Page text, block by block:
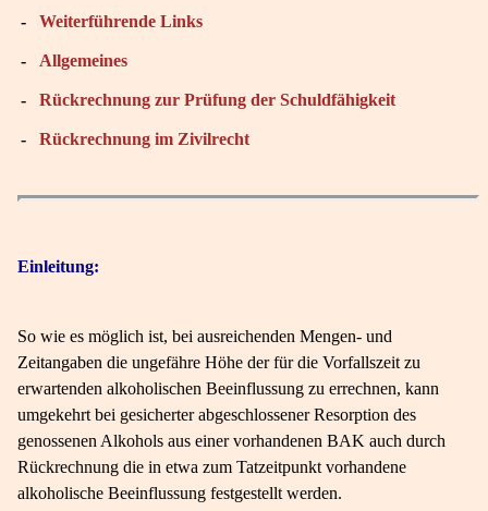
- Weiterführende Links
- Allgemeines
- Rückrechnung zur Prüfung der Schuldfähigkeit
- Rückrechnung im Zivilrecht
Einleitung:
So wie es möglich ist, bei ausreichenden Mengen- und
Zeitangaben die ungefähre Höhe der für die Vorfallszeit zu
erwartenden alkoholischen Beeinflussung zu errechnen, kann
umgekehrt bei gesicherter abgeschlossener Resorption des
genossenen Alkohols aus einer vorhandenen BAK auch durch
Rückrechnung die in etwa zum Tatzeitpunkt vorhandene
alkoholische Beeinflussung festgestellt werden.